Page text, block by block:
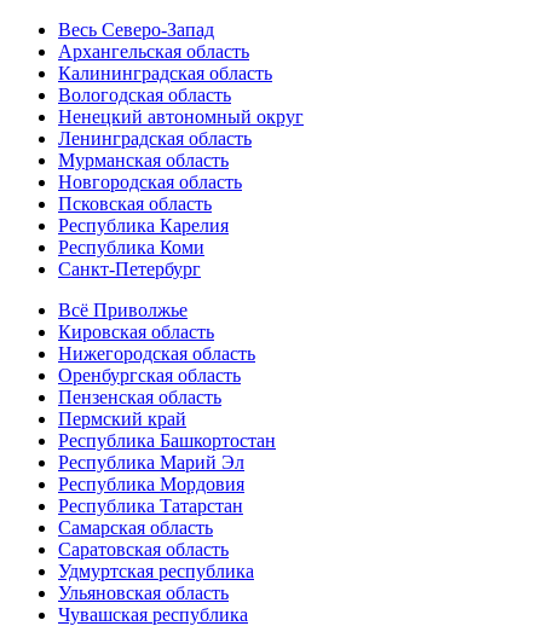
Весь Северо-Запад
Архангельская область
Калининградская область
Вологодская область
Ненецкий автономный округ
Ленинградская область
Мурманская область
Новгородская область
Псковская область
Республика Карелия
Республика Коми
Санкт-Петербург
Всё Приволжье
Кировская область
Нижегородская область
Оренбургская область
Пензенская область
Пермский край
Республика Башкортостан
Республика Марий Эл
Республика Мордовия
Республика Татарстан
Самарская область
Саратовская область
Удмуртская республика
Ульяновская область
Чувашская республика